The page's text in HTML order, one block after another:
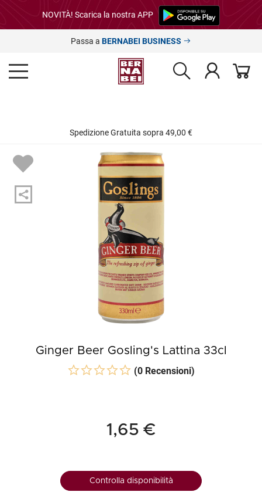
NOVITÀ! Scarica la nostra APP
Passa a BERNABEI BUSINESS
Spedizione Gratuita sopra 49,00 €
Ginger Beer Gosling's Lattina 33cl
(0 Recensioni)
1,65 €
Controlla disponibilità